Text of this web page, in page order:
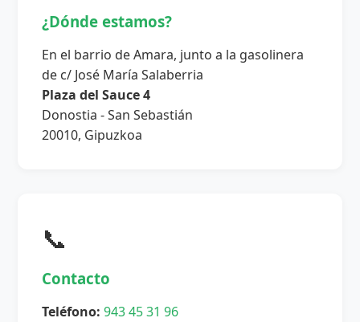
¿Dónde estamos?
En el barrio de Amara, junto a la gasolinera
de c/ José María Salaberria
Plaza del Sauce 4
Donostia - San Sebastián
20010, Gipuzkoa
📞
Contacto
Teléfono: 943 45 31 96